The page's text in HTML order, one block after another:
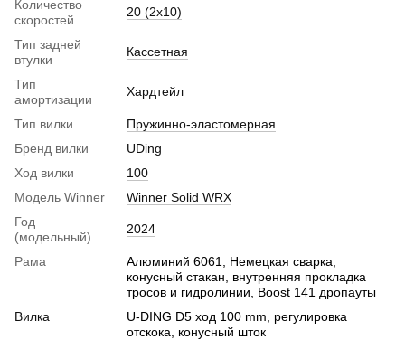
Количество
скоростей
20 (2x10)
Тип задней
втулки
Кассетная
Тип
амортизации
Хардтейл
Тип вилки
Пружинно-эластомерная
Бренд вилки
UDing
Ход вилки
100
Модель Winner
Winner Solid WRX
Год
(модельный)
2024
Рама
Алюминий 6061, Немецкая сварка,
конусный стакан, внутренняя прокладка
тросов и гидролинии, Boost 141 дропауты
Вилка
U-DING D5 ход 100 mm, регулировка
отскока, конусный шток